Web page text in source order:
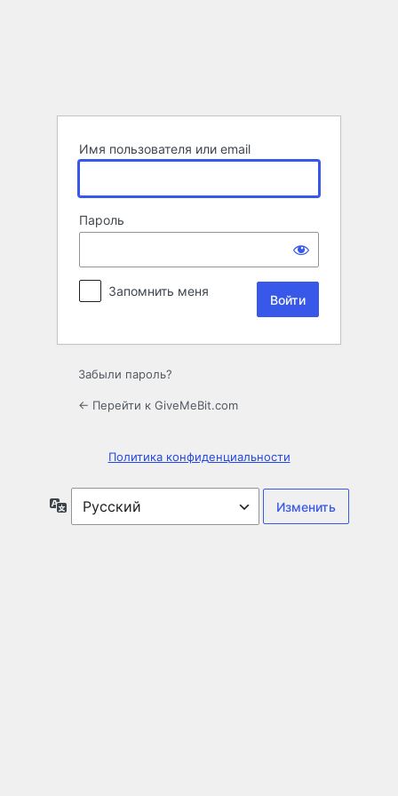
Имя пользователя или email
Пароль
Запомнить меня
Забыли пароль?
← Перейти к GiveMeBit.com
Политика конфиденциальности
Язык